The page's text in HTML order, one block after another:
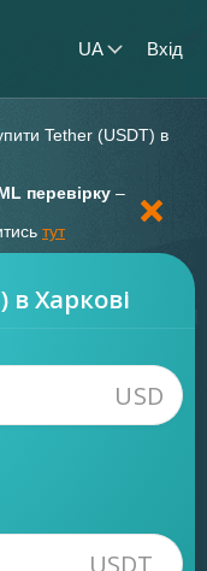
UA Вхід
Tether (USDT) в
перевірку –
тут
в Харкові
USD
USDT